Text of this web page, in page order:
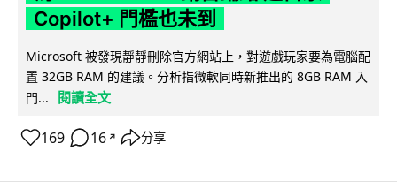
Copilot+ 門檻也未到
Microsoft 被發現靜靜刪除官方網站上，對遊戲玩家要為電腦配
置 32GB RAM 的建議。分析指微軟同時新推出的 8GB RAM 入
門...
閱讀全文
169 16 ↗ 分享